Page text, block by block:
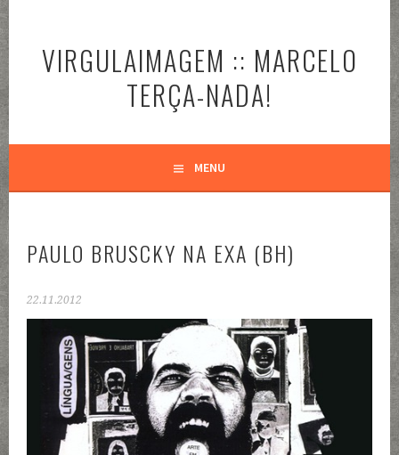
o
conteúdoVIRGULAIMAGEM :: MARCELO
TERÇA-NADA!
MENU
PAULO BRUSCKY NA EXA (BH)
22.11.2012